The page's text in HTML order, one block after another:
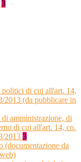
3
di cui all'art. 14,
2013 (da pubblicare in
amministrazione, di
di cui all'art. 14, co.
2013 3
(documentazione da